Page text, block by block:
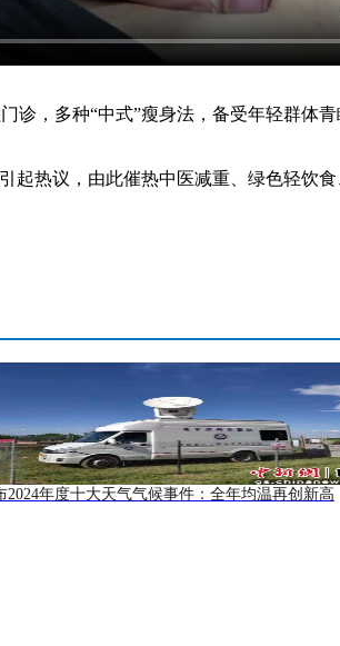
多种“中式”瘦身法，备受年轻群体青
热议，由此催热中医减重、绿色轻饮
2024年度十大天气气候事件：全年均温再创新高